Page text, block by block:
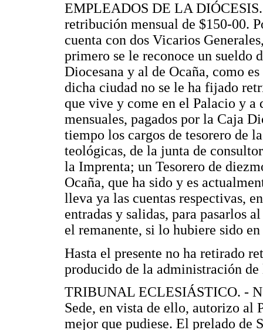
EMPLEADOS DE LA
retribución mensual de $150-00.
cuenta con dos Vicarios
primero se le reconoce un sueldo
Diocesana y al de Ocaña, como
dicha ciudad no se le ha fijado
que vive y come en el Palacio y a
mensuales, pagados por la Caja
tiempo los cargos de tesorero de
teológicas, de la junta de
la Imprenta; un Tesorero de
Ocaña, que ha sido y es
lleva ya las cuentas respectivas,
entradas y salidas, para pasarlos
el remanente, si lo hubiere sido en
Hasta el presente no ha retirado
producido de la administración
TRIBUNAL ECLESIÁSTICO. -
Sede, en vista de ello, autorizo al
mejor que pudiese. El prelado de